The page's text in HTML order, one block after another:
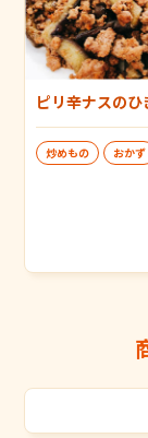
ピリ辛ナスのひ
炒めもの おかず